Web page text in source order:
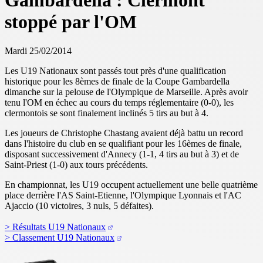
stoppé par l'OM
Mardi 25/02/2014
Les U19 Nationaux sont passés tout près d'une qualification
historique pour les 8èmes de finale de la Coupe Gambardella
dimanche sur la pelouse de l'Olympique de Marseille. Après avoir
tenu l'OM en échec au cours du temps réglementaire (0-0), les
clermontois se sont finalement inclinés 5 tirs au but à 4.
Les joueurs de Christophe Chastang avaient déjà battu un record
dans l'histoire du club en se qualifiant pour les 16èmes de finale,
disposant successivement d'Annecy (1-1, 4 tirs au but à 3) et de
Saint-Priest (1-0) aux tours précédents.
En championnat, les U19 occupent actuellement une belle quatrième
place derrière l'AS Saint-Etienne, l'Olympique Lyonnais et l'AC
Ajaccio (10 victoires, 3 nuls, 5 défaites).
> Résultats U19 Nationaux
> Classement U19 Nationaux